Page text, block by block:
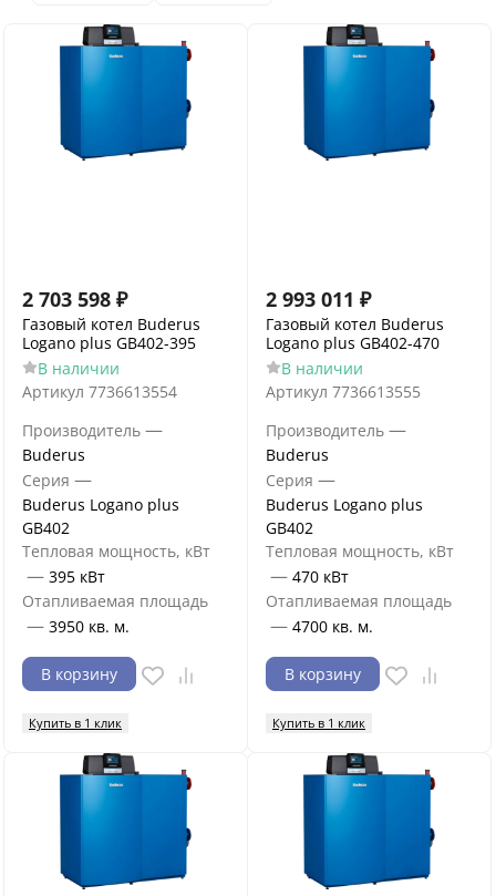
2 703 598 ₽
Газовый котел Buderus
Logano plus GB402-395
В наличии
Артикул 7736613554
Производитель —
Buderus
Серия —
Buderus Logano plus
GB402
Тепловая мощность, кВт
— 395 кВт
Отапливаемая площадь
— 3950 кв. м.
В корзину
Купить в 1 клик
2 993 011 ₽
Газовый котел Buderus
Logano plus GB402-470
В наличии
Артикул 7736613555
Производитель —
Buderus
Серия —
Buderus Logano plus
GB402
Тепловая мощность, кВт
— 470 кВт
Отапливаемая площадь
— 4700 кв. м.
В корзину
Купить в 1 клик